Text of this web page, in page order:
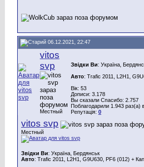
06.12.2021, 22:47
vitos
svp
Местный
Звідки Ви: Україна,
Авто: Trafic 2011, L2H1,
Вік: 53
Дописи: 3.178
Вы сказали Спасибо: 2.757
Поблагодарили 1.943 раз(а)
Репутація: 0
vitos svp
Местный
Звідки Ви: Україна, Бердянськ
Авто: Trafic 2011, L2H1, G9U630, PF6 (012) +